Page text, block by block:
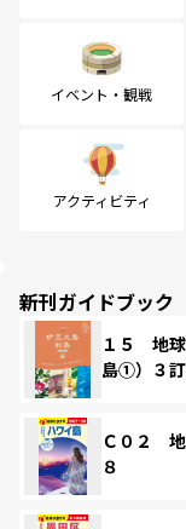
イベント・観戦
アクティビティ
新刊ガイドブック
１５ 地
島①）３
Ｃ０２
８